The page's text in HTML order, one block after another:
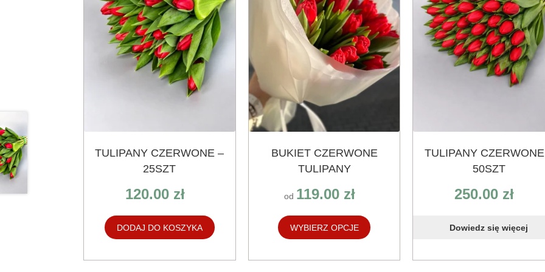
TULIPANY CZERWONE –
25SZT
120.00 zł
DODAJ DO KOSZYKA
BUKIET CZERWONE
TULIPANY
od 119.00 zł
WYBIERZ OPCJE
TULIPANY
50SZT
250.00 zł
Dowiedz się więcej